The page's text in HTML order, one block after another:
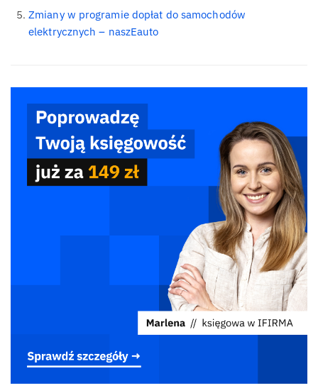
Zmiany w programie dopłat do samochodów
elektrycznych – naszEauto